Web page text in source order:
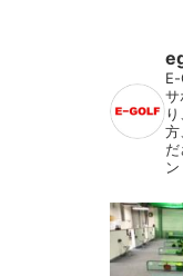
サ
方